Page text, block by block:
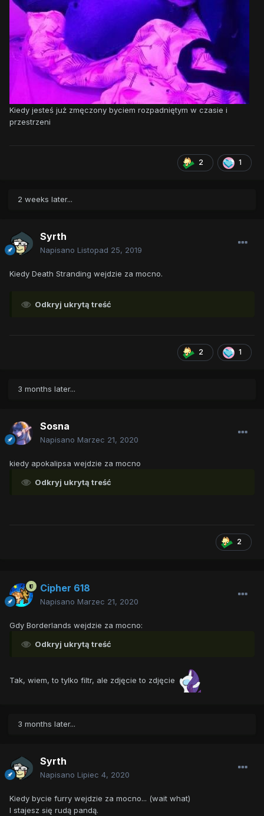
Kiedy jesteś już zmęczony byciem rozpadniętym w czasie i
przestrzeni
2 1
2 weeks later...
Syrth
Napisano Listopad 25, 2019
Kiedy Death Stranding wejdzie za mocno.
Odkryj ukrytą treść
2 1
3 months later...
Sosna
Napisano Marzec 21, 2020
kiedy apokalipsa wejdzie za mocno
Odkryj ukrytą treść
2
Cipher 618
Napisano Marzec 21, 2020
Gdy Borderlands wejdzie za mocno:
Odkryj ukrytą treść
Tak, wiem, to tylko filtr, ale zdjęcie to zdjęcie
3 months later...
Syrth
Napisano Lipiec 4, 2020
Kiedy bycie furry wejdzie za mocno... (wait what)
I stajesz się rudą pandą.